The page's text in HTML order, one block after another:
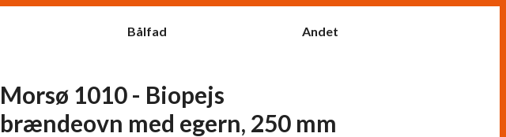
Bålfad Andet
Morsø 1010 - Biopejs
brændeovn med egern, 250 mm